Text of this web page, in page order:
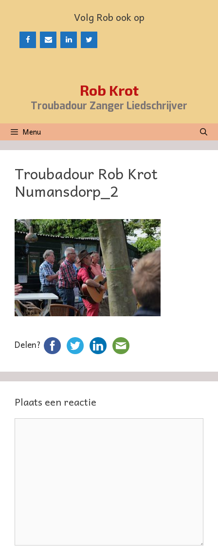
inhoud
Volg Rob ook op
Rob Krot
Troubadour Zanger Liedschrijver
Menu
Troubadour Rob Krot
Numansdorp_2
Delen?
Plaats een reactie